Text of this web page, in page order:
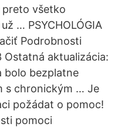
preto všetko
… PSYCHOLÓGIA
Podrobnosti
Ostatná aktualizácia:
bolo bezplatne
s chronickým … Je
požádat o pomoc!
pomoci